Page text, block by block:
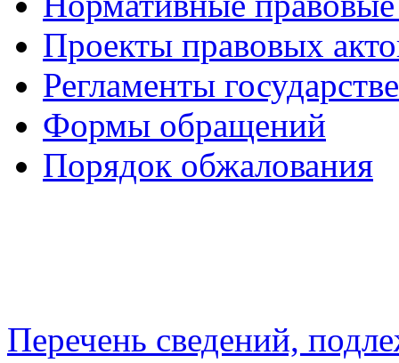
Проекты правовых
Регламенты
Формы обращений
Порядок обжалования
Перечень сведений,